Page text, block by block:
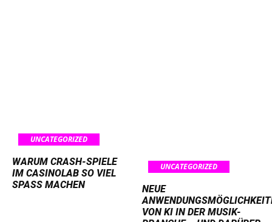
UNCATEGORIZED
WARUM CRASH-SPIELE
IM CASINOLAB SO VIEL
SPASS MACHEN
UNCATEGORIZED
NEUE
VON KI IN DER MUSIK-